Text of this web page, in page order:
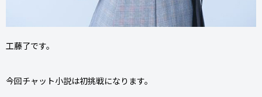
工藤了です。
今回チャット小説は初挑戦になります。